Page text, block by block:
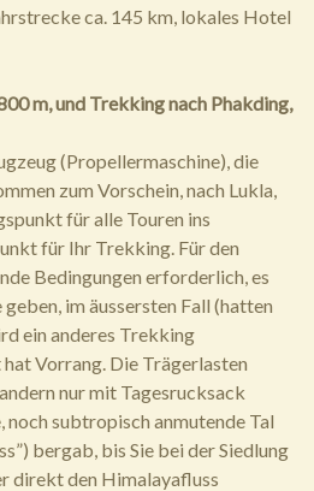
ca. 145 km, lokales Hotel
m, und Trekking nach Phakding,
(Propellermaschine), die
zum Vorschein, nach Lukla,
für alle Touren ins
für Ihr Trekking. Für den
Bedingungen erforderlich, es
im äussersten Fall (hatten
ein anderes Trekking
Vorrang. Die Trägerlasten
nur mit Tagesrucksack
subtropisch anmutende Tal
bergab, bis Sie bei der Siedlung
direkt den Himalayafluss